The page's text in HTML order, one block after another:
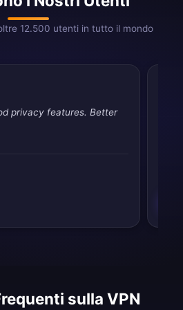
12.500 utenti in tutto il mondo
privacy features. Better
sulla VPN